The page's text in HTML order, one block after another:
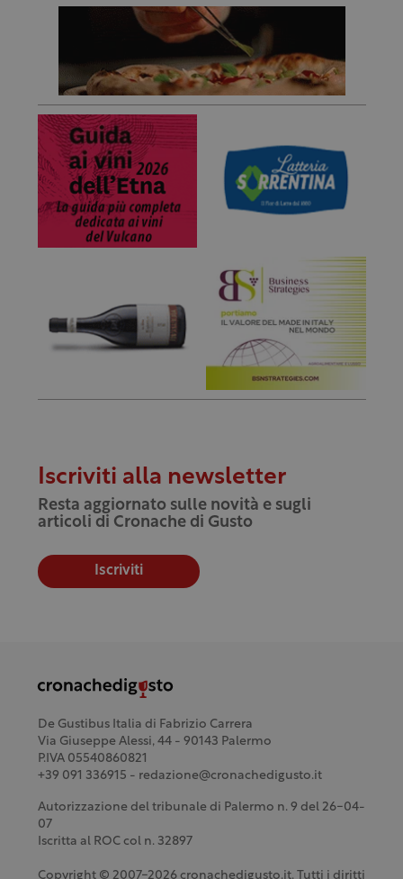
Iscriviti alla newsletter
Resta aggiornato sulle novità e sugli
articoli di Cronache di Gusto
Iscriviti
De Gustibus Italia di Fabrizio Carrera
Via Giuseppe Alessi, 44 - 90143 Palermo
P.IVA 05540860821
+39 091 336915 - redazione@cronachedigusto.it
Autorizzazione del tribunale di Palermo n. 9 del 26-04-
07
Iscritta al ROC col n. 32897
Copyright © 2007-2026 cronachedigusto.it. Tutti i diritti